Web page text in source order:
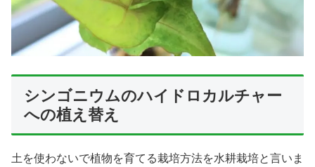
シンゴニウムのハイドロカルチャー
への植え替え
土を使わないで植物を育てる栽培方法を水耕栽培と言いま